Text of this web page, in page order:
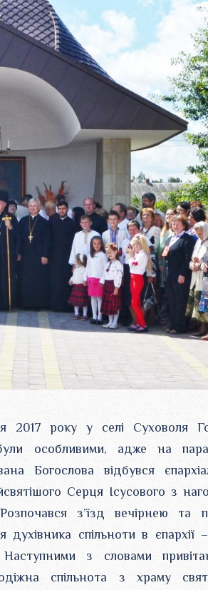
2017 року у селі Суховоля
особливими, адже на
Богослова відбувся
Серця Ісусового з
з’їзд вечірнею та
духівника спільноти в єпархії
Наступними з словами
спільнота з храму